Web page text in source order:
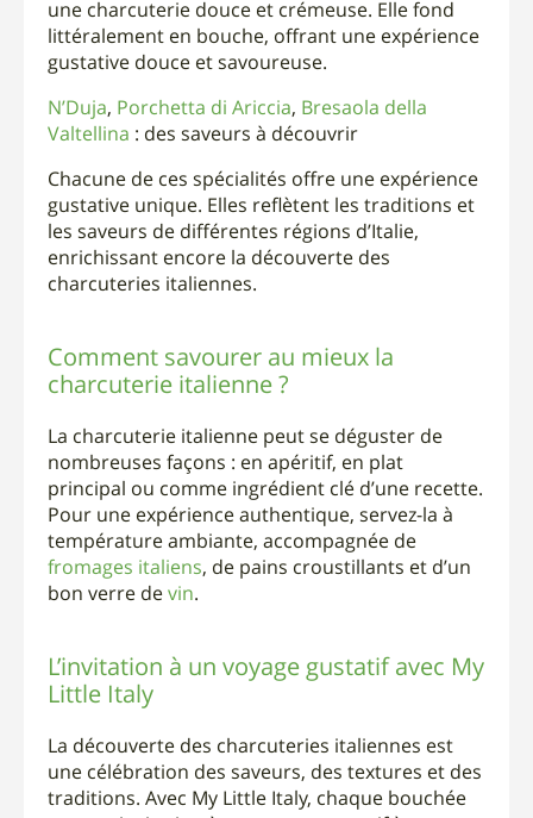
une charcuterie douce et crémeuse. Elle fond
littéralement en bouche, offrant une expérience
gustative douce et savoureuse.
N’Duja, Porchetta di Ariccia, Bresaola della
Valtellina : des saveurs à découvrir
Chacune de ces spécialités offre une expérience
gustative unique. Elles reflètent les traditions et
les saveurs de différentes régions d’Italie,
enrichissant encore la découverte des
charcuteries italiennes.
Comment savourer au mieux la
charcuterie italienne ?
La charcuterie italienne peut se déguster de
nombreuses façons : en apéritif, en plat
principal ou comme ingrédient clé d’une recette.
Pour une expérience authentique, servez-la à
température ambiante, accompagnée de
fromages italiens, de pains croustillants et d’un
bon verre de vin.
L’invitation à un voyage gustatif avec My
Little Italy
La découverte des charcuteries italiennes est
une célébration des saveurs, des textures et des
traditions. Avec My Little Italy, chaque bouchée